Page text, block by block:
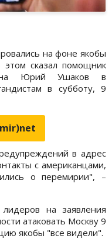
на фоне якобы
сказал помощник
Юрий Ушаков в
в субботу, 9
в адрес
с американцами,
о перемирии", –
на заявления
атаковать Москву 9
якобы "все видели".